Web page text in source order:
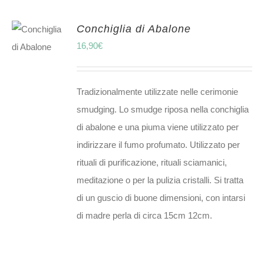
AL
Conchiglia di Abalone
16,90€
Tradizionalmente utilizzate nelle cerimonie
smudging. Lo smudge riposa nella conchiglia
di abalone e una piuma viene utilizzato per
indirizzare il fumo profumato. Utilizzato per
rituali di purificazione, rituali sciamanici,
meditazione o per la pulizia cristalli. Si tratta
di un guscio di buone dimensioni, con intarsi
di madre perla di circa 15cm 12cm.